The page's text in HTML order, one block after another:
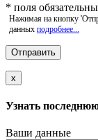
* поля
Нажимая на кнопку
данных подробнее...
x
Узнать
Ваши данные